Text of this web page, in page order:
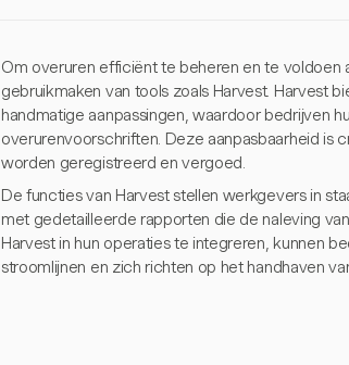
Om overuren efficiënt te beheren en te voldoen
gebruikmaken van tools zoals Harvest. Harvest
handmatige aanpassingen, waardoor bedrijven
overurenvoorschriften. Deze aanpasbaarheid is
worden geregistreerd en vergoed.
De functies van Harvest stellen werkgevers in
met gedetailleerde rapporten die de naleving
Harvest in hun operaties te integreren, kunnen
stroomlijnen en zich richten op het handhaven